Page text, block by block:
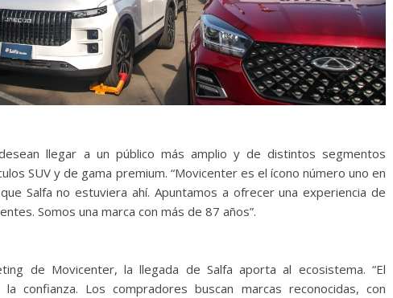
llegar a un público más amplio y de distintos segmentos
SUV y de gama premium. “Movicenter es el ícono número uno en
Salfa no estuviera ahí. Apuntamos a ofrecer una experiencia de
Somos una marca con más de 87 años”.
de Movicenter, la llegada de Salfa aporta al ecosistema. “El
confianza. Los compradores buscan marcas reconocidas, con